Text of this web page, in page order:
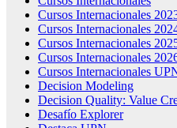
Cursos Internacionales
Cursos Internacionales
Cursos Internacionales
Cursos Internacionales
Cursos Internacionales
Decision Modeling
Decision Quality: Value
Desafío Explorer